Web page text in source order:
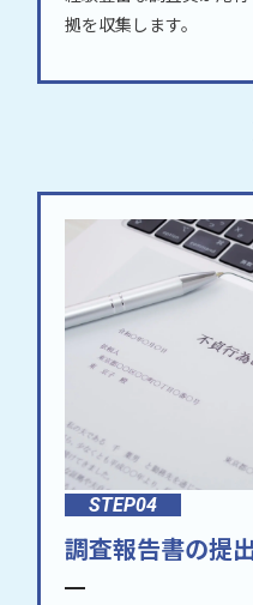
拠を収集します。
STEP04
調査報告書の提